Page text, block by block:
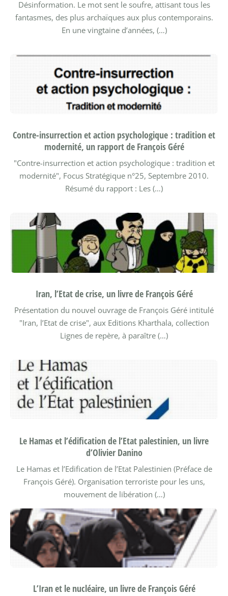
Désinformation. Le mot sent le soufre, attisant tous les
fantasmes, des plus archaïques aux plus contemporains.
En une vingtaine d’années, (…)
Contre-insurrection et action psychologique : tradition et
modernité, un rapport de François Géré
"Contre-insurrection et action psychologique : tradition et
modernité", Focus Stratégique n°25, Septembre 2010.
Résumé du rapport : Les (…)
Iran, l’Etat de crise, un livre de François Géré
Présentation du nouvel ouvrage de François Géré intitulé
"Iran, l’Etat de crise", aux Editions Kharthala, collection
Lignes de repère, à paraître (…)
Le Hamas et l’édification de l’Etat palestinien, un livre
d’Olivier Danino
Le Hamas et l’Edification de l’Etat Palestinien (Préface de
François Géré). Organisation terroriste pour les uns,
mouvement de libération (…)
L’Iran et le nucléaire, un livre de François Géré